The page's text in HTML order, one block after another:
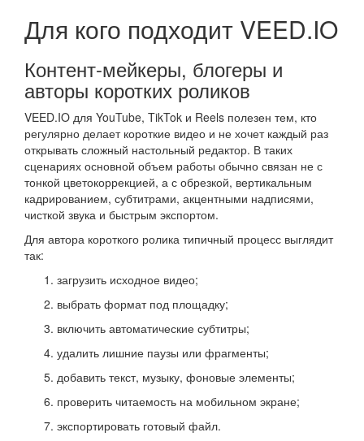
Для кого подходит VEED.IO
Контент-мейкеры, блогеры и
авторы коротких роликов
VEED.IO для YouTube, TikTok и Reels полезен тем, кто
регулярно делает короткие видео и не хочет каждый раз
открывать сложный настольный редактор. В таких
сценариях основной объем работы обычно связан не с
тонкой цветокоррекцией, а с обрезкой, вертикальным
кадрированием, субтитрами, акцентными надписями,
чисткой звука и быстрым экспортом.
Для автора короткого ролика типичный процесс выглядит
так:
загрузить исходное видео;
выбрать формат под площадку;
включить автоматические субтитры;
удалить лишние паузы или фрагменты;
добавить текст, музыку, фоновые элементы;
проверить читаемость на мобильном экране;
экспортировать готовый файл.